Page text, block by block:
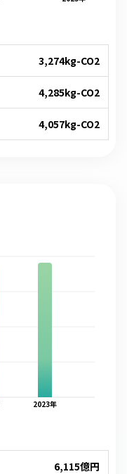
3,274kg-CO2
4,285kg-CO2
4,057kg-CO2
2023年
6,115億円